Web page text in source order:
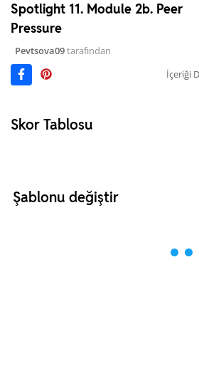
Spotlight 11. Module 2b. Peer
Pressure
Pevtsova09tarafından
İçeriği
Skor Tablosu
Şablonu değiştir